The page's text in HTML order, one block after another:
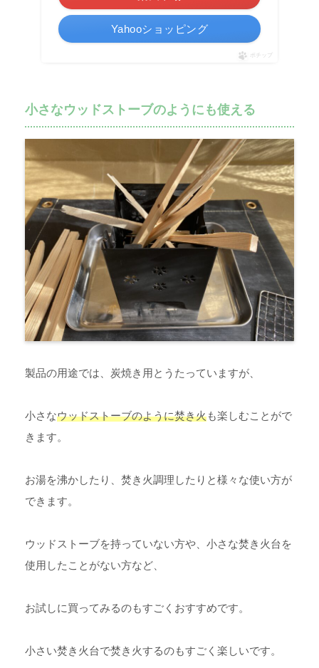
Yahooショッピング
ポチップ
小さなウッドストーブのようにも使える
製品の用途では、炭焼き用とうたっていますが、
小さなウッドストーブのように焚き火も楽しむことがで
きます。
お湯を沸かしたり、焚き火調理したりと様々な使い方が
できます。
ウッドストーブを持っていない方や、小さな焚き火台を
使用したことがない方など、
お試しに買ってみるのもすごくおすすめです。
小さい焚き火台で焚き火するのもすごく楽しいです。